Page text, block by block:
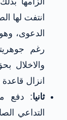
انتفت لها
الدعوى،
رغم
والاخلال
انزال
ثانيا: دفع
التداعي